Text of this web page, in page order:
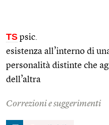
TS psic.
esistenza all’interno di
personalità distinte che
dell’altra
Correzioni e suggerimenti